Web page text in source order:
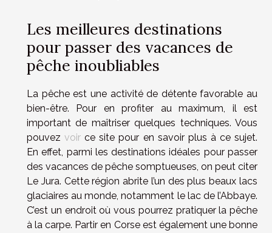
Les meilleures destinations
pour passer des vacances de
pêche inoubliables
La pêche est une activité de détente favorable au
bien-être. Pour en profiter au maximum, il est
important de maîtriser quelques techniques. Vous
pouvezvoir ce site pour en savoir plus à ce sujet.
En effet, parmi les destinations idéales pour passer
des vacances de pêche somptueuses, on peut citer
Le Jura. Cette région abrite l’un des plus beaux lacs
glaciaires au monde, notamment le lac de l’Abbaye.
C’est un endroit où vous pourrez pratiquer la pêche
à la carpe. Partir en Corse est également une bonne